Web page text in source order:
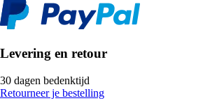
Levering en retour
30 dagen bedenktijd
Retourneer je bestelling